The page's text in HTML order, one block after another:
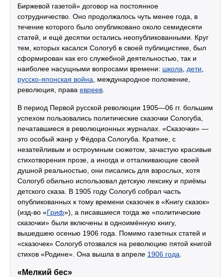
Биржевой газетой» договор на постоянное
сотрудничество. Оно продолжалось чуть менее года, в
течение которого было опубликовано около семидесяти
статей, и ещё десятки остались неопубликованными. Круг
тем, которых касался Сологуб в своей публицистике, был
сформирован как его служебной деятельностью, так и
наиболее насущными вопросами времени: школа дети
русско-японская война , международное положение,
революция, права евреев
В период Первой русской революции 1905—06 гг. большим
успехом пользовались политические сказочки Сологуба,
печатавшиеся в революционных журналах. «Сказочки» —
это особый жанр у Фёдора Сологуба. Краткие, с
незатейливым и остроумным сюжетом, зачастую красивые
стихотворения прозе, а иногда и отталкивающие своей
душной реальностью, они писались для взрослых, хотя
Сологуб обильно использовал детскую лексику и приёмы
детского сказа. В 1905 году Сологуб собрал часть
опубликованных к тому времени сказочек в «Книгу сказок»
(изд-во «Гриф»), а писавшиеся тогда же «политические
сказочки» были включены в одноимённую книгу,
вышедшею осенью 1906 года. Помимо газетных статей и
«сказочек» Сологуб отозвался на революцию пятой книгой
стихов «Родине». Она вышла в апреле 1906 года
«Мелкий бес»